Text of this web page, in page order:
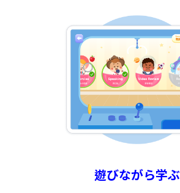
遊びながら学ぶ